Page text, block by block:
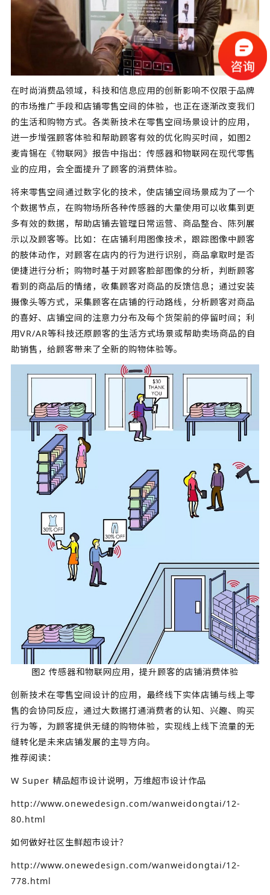
在时尚消费品领域，科技和信息应用的创新影响不仅限于品牌
的市场推广手段和店铺零售空间的体验，也正在逐渐改变我们
的生活和购物方式。各类新技术在零售空间场景设计的应用，
进一步增强顾客体验和帮助顾客有效的优化购买时间，如图2
麦肯锡在《物联网》报告中指出：传感器和物联网在现代零售
业的应用，会全面提升了顾客的消费体验。
将来零售空间通过数字化的技术，使店铺空间场景成为了一个
个数据节点，在购物场所各种传感器的大量使用可以收集到更
多有效的数据，帮助店铺去管理日常运营、商品整合、陈列展
示以及顾客等。比如：在店铺利用图像技术，跟踪图像中顾客
的肢体动作，对顾客在店内的行为进行识别，商品拿取时是否
便捷进行分析；购物时基于对顾客脸部图像的分析，判断顾客
看到的商品后的情绪，收集顾客对商品的反馈信息；通过安装
摄像头等方式，采集顾客在店铺的行动路线，分析顾客对商品
的喜好、店铺空间的注意力分布及每个货架前的停留时间；利
用VR/AR等科技还原顾客的生活方式场景或帮助卖场商品的自
助销售，给顾客带来了全新的购物体验等。
图2 传感器和物联网应用，提升顾客的店铺消费体验
创新技术在零售空间设计的应用，最终线下实体店铺与线上零
售的会协同反应，通过大数据打通消费者的认知、兴趣、购买
行为等，为顾客提供无缝的购物体验，实现线上线下流量的无
缝转化是未来店铺发展的主导方向。
推荐阅读：
W Super 精品超市设计说明，万维超市设计作品
http://www.onewedesign.com/wanweidongtai/12-
80.html
如何做好社区生鲜超市设计？
http://www.onewedesign.com/wanweidongtai/12-
778.html